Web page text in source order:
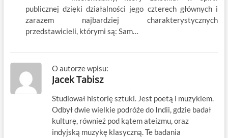
publicznej dzięki działalności jego czterech głównych i
zarazem najbardziej charakterystycznych
przedstawicieli, którymi są: Sam…
O autorze wpisu:
Jacek Tabisz
Studiował historię sztuki. Jest poetą i muzykiem.
Odbył dwie wielkie podróże do Indii, gdzie badał
kulturę, również pod kątem ateizmu, oraz
indyjską muzykę klasyczną. Te badania